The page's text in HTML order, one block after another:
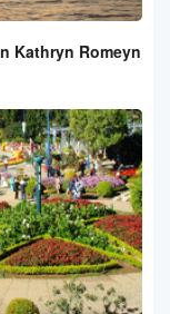
Kathryn Romeyn